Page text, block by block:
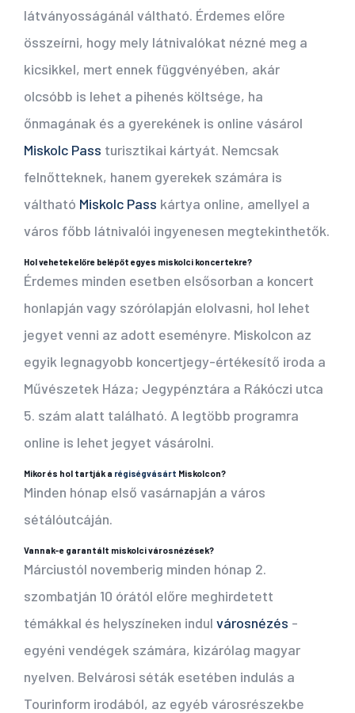
látványosságánál váltható. Érdemes előre
összeírni, hogy mely látnivalókat nézné meg a
kicsikkel, mert ennek függvényében, akár
olcsóbb is lehet a pihenés költsége, ha
őnmagának és a gyerekének is online vásárol
Miskolc Pass turisztikai kártyát. Nemcsak
felnőtteknek, hanem gyerekek számára is
váltható Miskolc Pass kártya online, amellyel a
város főbb látnivalói ingyenesen megtekinthetők.
Hol vehetek előre belépőt egyes miskolci koncertekre?
Érdemes minden esetben elsősorban a koncert
honlapján vagy szórólapján elolvasni, hol lehet
jegyet venni az adott eseményre. Miskolcon az
egyik legnagyobb koncertjegy-értékesítő iroda a
Művészetek Háza; Jegypénztára a Rákóczi utca
5. szám alatt található. A legtöbb programra
online is lehet jegyet vásárolni.
Mikor és hol tartják a régiségvásárt Miskolcon?
Minden hónap első vasárnapján a város
sétálóutcáján.
Vannak-e garantált miskolci városnézések?
Márciustól novemberig minden hónap 2.
szombatján 10 órától előre meghirdetett
témákkal és helyszíneken indul városnézés -
egyéni vendégek számára, kizárólag magyar
nyelven. Belvárosi séták esetében indulás a
Tourinform irodából, az egyéb városrészekbe